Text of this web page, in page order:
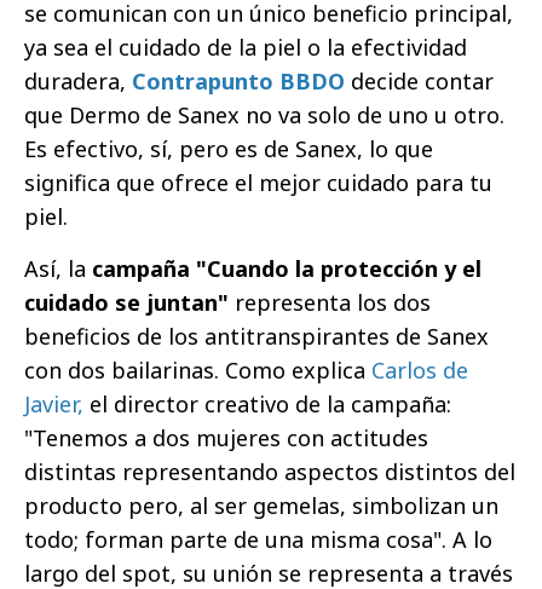
se comunican con un único beneficio principal,
ya sea el cuidado de la piel o la efectividad
duradera, Contrapunto BBDO decide contar
que Dermo de Sanex no va solo de uno u otro.
Es efectivo, sí, pero es de Sanex, lo que
significa que ofrece el mejor cuidado para tu
piel.
Así, la campaña "Cuando la protección y el
cuidado se juntan" representa los dos
beneficios de los antitranspirantes de Sanex
con dos bailarinas. Como explica Carlos de
Javier, el director creativo de la campaña:
"Tenemos a dos mujeres con actitudes
distintas representando aspectos distintos del
producto pero, al ser gemelas, simbolizan un
todo; forman parte de una misma cosa". A lo
largo del spot, su unión se representa a través